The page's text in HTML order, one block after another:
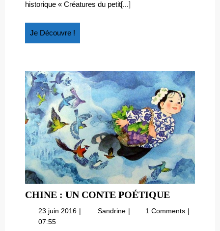
historique « Créatures du petit[...]
Je Découvre !
Découvre
CHINE : UN CONTE POÉTIQUECHINE
23 juin 2016 23
Sandrine Chine 1 Comments
07:55